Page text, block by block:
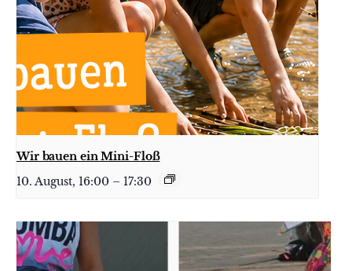
Wir bauen ein Mini-Floß
10. August, 16:00 – 17:30